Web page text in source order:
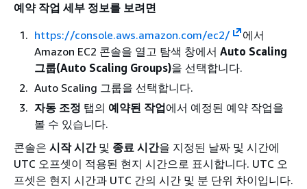
예약 작업 세부 정보를 보려면
https://console.aws.amazon.com/ec2/
에서
Amazon EC2 콘솔을 열고 탐색 창에서 Auto Scaling
그룹(Auto Scaling Groups)을 선택합니다.
Auto Scaling 그룹을 선택합니다.
자동 조정 탭의 예약된 작업에서 예정된 예약 작업을
볼 수 있습니다.
콘솔은 시작 시간및 종료 시간을 지정된 날짜 및 시간에
UTC 오프셋이 적용된 현지 시간으로 표시합니다. UTC 오
프셋은 현지 시간과 UTC 간의 시간 및 분 단위 차이입니다.